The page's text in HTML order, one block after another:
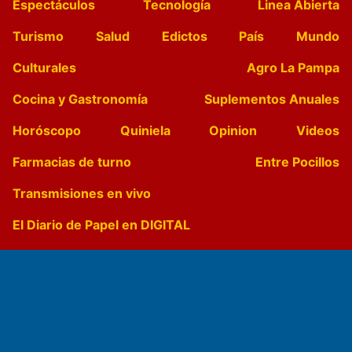
Espectáculos
Tecnología
Linea Abierta
Turismo
Salud Edictos País
Mundo
Culturales
Agro La Pampa
Cocina y Gastronomía
Suplementos Anuales
Horóscopo
Quiniela Opinion
Videos
Farmacias de turno
Entre Pocillos
Transmisiones en vivo
El Diario de Papel en DIGITAL